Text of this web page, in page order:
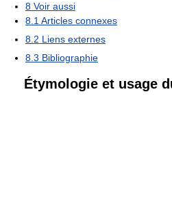
8 Voir aussi
8.1Articles connexes
8.2 Liens externes
8.3 Bibliographie
Étymologie et usage